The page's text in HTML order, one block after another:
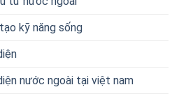
kỹ năng sống
nước ngoài tại việt nam